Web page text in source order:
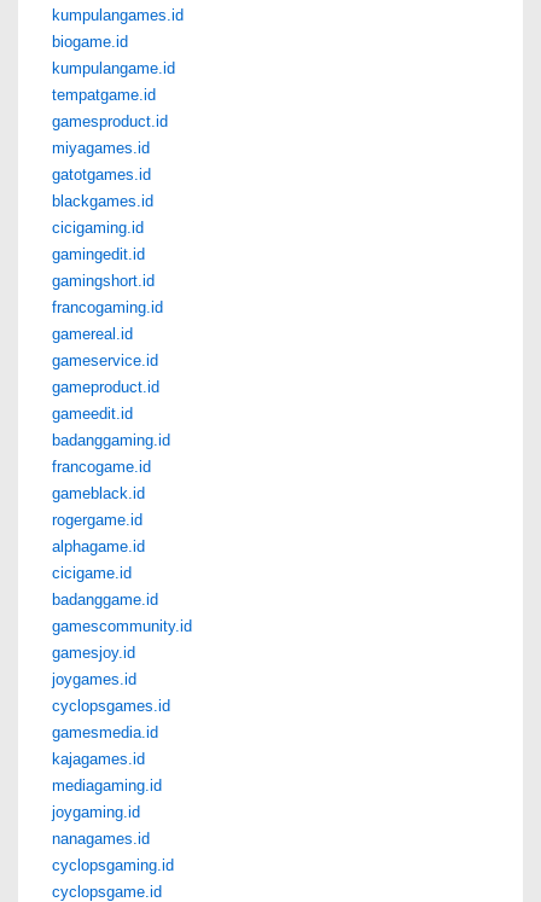
kumpulangames.id
biogame.id
kumpulangame.id
tempatgame.id
gamesproduct.id
miyagames.id
gatotgames.id
blackgames.id
cicigaming.id
gamingedit.id
gamingshort.id
francogaming.id
gamereal.id
gameservice.id
gameproduct.id
gameedit.id
badanggaming.id
francogame.id
gameblack.id
rogergame.id
alphagame.id
cicigame.id
badanggame.id
gamescommunity.id
gamesjoy.id
joygames.id
cyclopsgames.id
gamesmedia.id
kajagames.id
mediagaming.id
joygaming.id
nanagames.id
cyclopsgaming.id
cyclopsgame.id